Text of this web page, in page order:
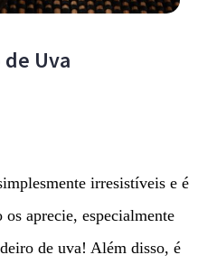
Uva
irresistíveis e é
aprecie, especialmente
de uva! Além disso, é